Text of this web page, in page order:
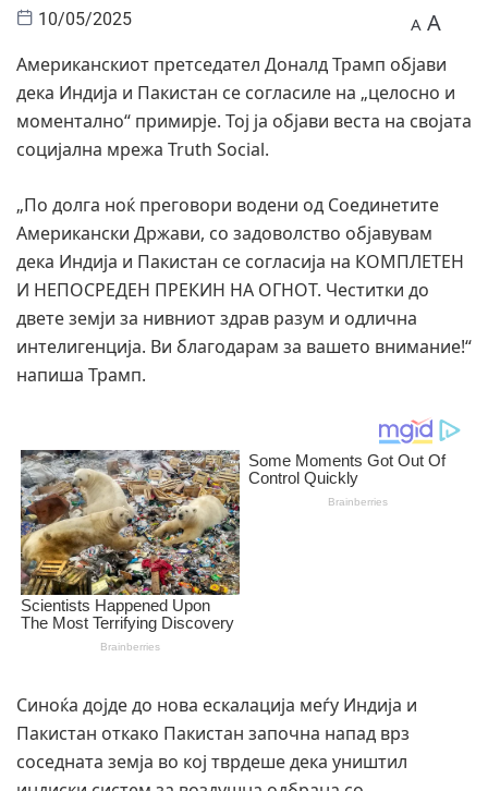
10/05/2025 A A
Американскиот претседател Доналд Трамп објави
дека Индија и Пакистан се согласиле на „целосно и
моментално“ примирје. Тој ја објави веста на својата
социјална мрежа Truth Social.
„По долга ноќ преговори водени од Соединетите
Американски Држави, со задоволство објавувам
дека Индија и Пакистан се согласија на КОМПЛЕТЕН
И НЕПОСРЕДЕН ПРЕКИН НА ОГНОТ. Честитки до
двете земји за нивниот здрав разум и одлична
интелигенција. Ви благодарам за вашето внимание!“
напиша Трамп.
Синоќа дојде до нова ескалација меѓу Индија и
Пакистан откако Пакистан започна напад врз
соседната земја во кој тврдеше дека уништил